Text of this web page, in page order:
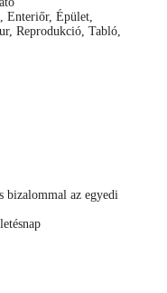
Enteriőr, Épület,
Reprodukció, Tabló,
bizalommal az egyedi